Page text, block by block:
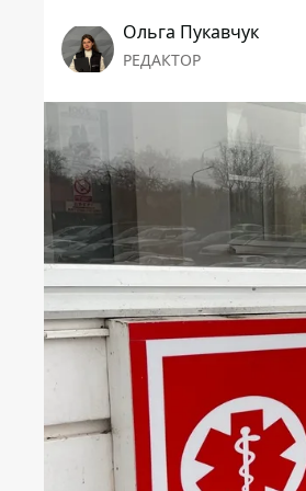
Ольга Пукавчук
РЕДАКТОР